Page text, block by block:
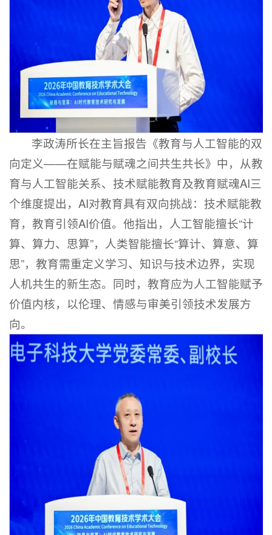
李政涛所长在主旨报告《教育与人工智能的双
向定义——在赋能与赋魂之间共生共长》中，从教
育与人工智能关系、技术赋能教育及教育赋魂AI三
个维度提出，AI对教育具有双向挑战：技术赋能教
育，教育引领AI价值。他指出，人工智能擅长“计
算、算力、思算”，人类智能擅长“算计、算意、算
思”，教育需重定义学习、知识与技术边界，实现
人机共生的新生态。同时，教育应为人工智能赋予
价值内核，以伦理、情感与审美引领技术发展方
向。